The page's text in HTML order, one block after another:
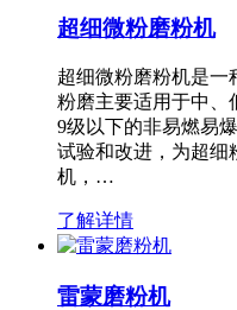
超细微粉磨粉机
超细微粉磨粉机是一
粉磨主要适用于中、
9级以下的非易燃易
试验和改进，为超细
机，…
了解详情
雷蒙磨粉机